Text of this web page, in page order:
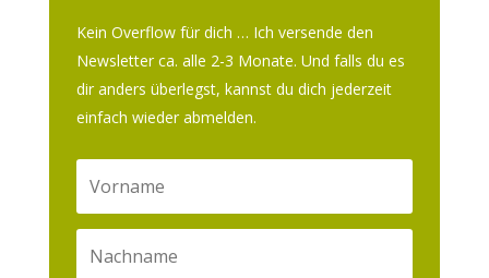
Kein Overflow für dich … Ich versende den
Newsletter ca. alle 2-3 Monate. Und falls du es
dir anders überlegst, kannst du dich jederzeit
einfach wieder abmelden.